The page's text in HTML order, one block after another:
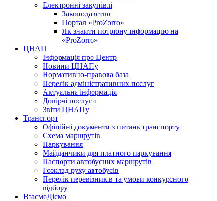
Електронні закупівлі
Законодавство
Портал «ProZorro»
Як знайти потрібну інформацію на
«ProZorro»
ЦНАП
Інформація про Центр
Новини ЦНАПу
Нормативно-правова база
Перелік адміністративних послуг
Актуальна інформація
Довірчі послуги
Звіти ЦНАПу
Транспорт
Офіційні документи з питань транспорту
Схема маршрутів
Паркування
Майданчики для платного паркування
Паспорти автобусних маршрутів
Розклад руху автобусів
Перелік перевізників та умови конкурсного
відбору
ВзаємоДіємо